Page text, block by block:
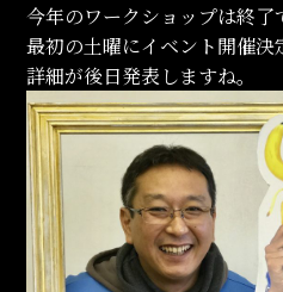
今年のワークショップは終
最初の土曜にイベント開催決
詳細が後日発表しますね。